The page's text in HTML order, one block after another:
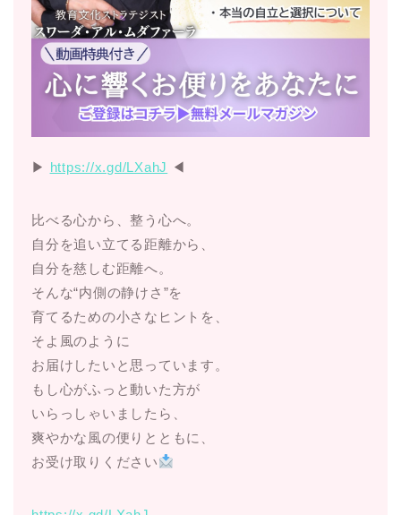
▶︎ https://x.gd/LXahJ ◀︎
比べる心から、整う心へ。
自分を追い立てる距離から、
自分を慈しむ距離へ。
そんな“内側の静けさ”を
育てるための小さなヒントを、
そよ風のように
お届けしたいと思っています。
もし心がふっと動いた方が
いらっしゃいましたら、
爽やかな風の便りとともに、
お受け取りください